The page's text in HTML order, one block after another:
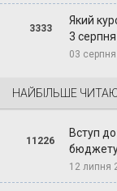
3333
Який
3 серпня
03
НАЙБІЛЬШЕ
11226
Вступ
бюджету
12 липня